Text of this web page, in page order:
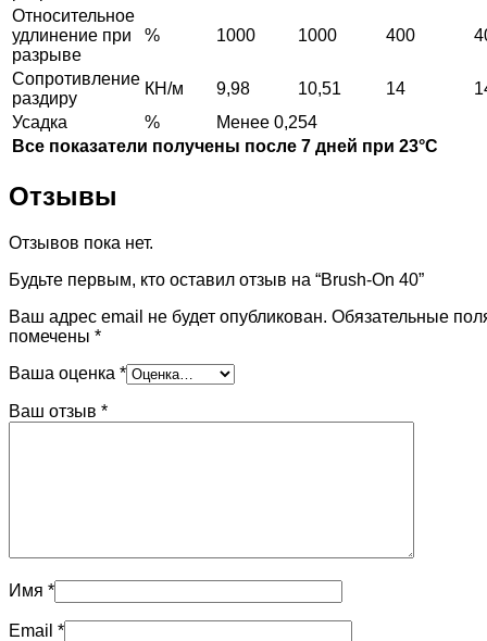
Относительное
удлинение при
разрыве
% 1000 1000 400
Сопротивление
раздиру
КН/м 9,98 10,51 14
Усадка
%
Менее 0,254
Все показатели получены после 7 дней при 23°С
Отзывы
Отзывов пока нет.
Будьте первым, кто оставил отзыв на “Brush-On 40”
Ваш адрес email не будет опубликован. Обязательные
помечены *
Ваша оценка *
Ваш отзыв *
Имя *
Email *